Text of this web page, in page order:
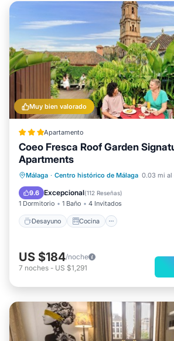
Muy bien valorado
Apartamento
Coeo Fresca Roof Garden
Apartments
Málaga · Centro histórico de Málaga 0.03 mi al
9.6 Excepcional(112 Reseñas)
1 Dormitorio 1 Baño 4 Invitados
Desayuno Cocina
Desayuno
Cocina
Aire acondicionado
US $184/noche
7 noches - US $1,291